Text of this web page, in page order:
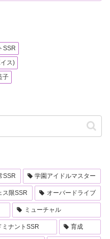
SSR
ス)
子
SSR 学園アイドルマスター
ス限SSR オーバードライブ
ミューチャル
ミナントSSR 育成